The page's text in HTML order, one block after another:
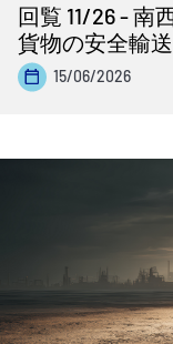
回覧 11/26 - 南
貨物の安全輸送
15/06/2026